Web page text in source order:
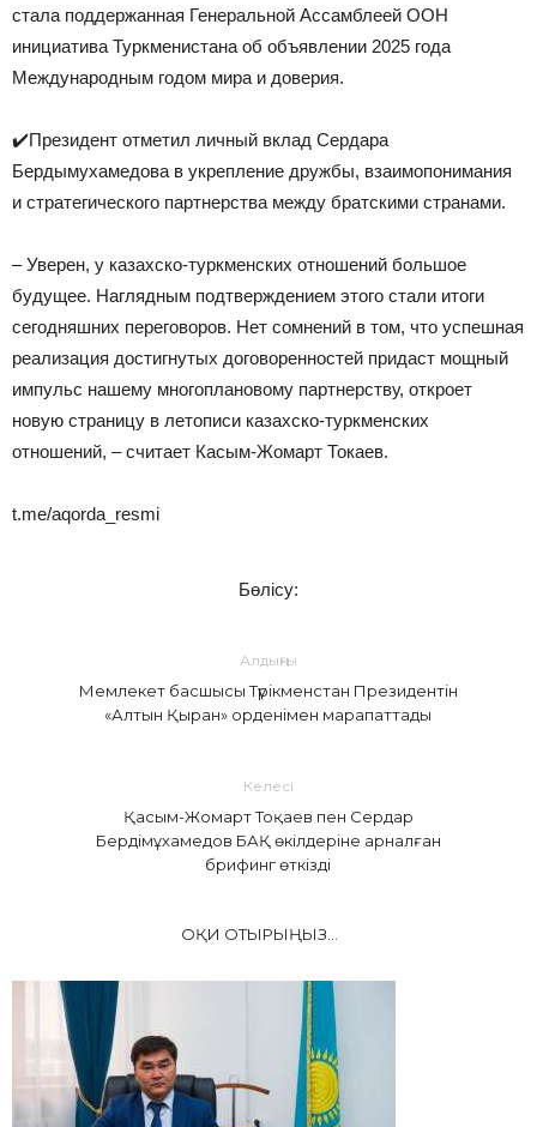
стала поддержанная Генеральной Ассамблеей ООН
инициатива Туркменистана об объявлении 2025 года
Международным годом мира и доверия.
✔️Президент отметил личный вклад Сердара
Бердымухамедова в укрепление дружбы, взаимопонимания
и стратегического партнерства между братскими странами.
– Уверен, у казахско-туркменских отношений большое
будущее. Наглядным подтверждением этого стали итоги
сегодняшних переговоров. Нет сомнений в том, что успешная
реализация достигнутых договоренностей придаст мощный
импульс нашему многоплановому партнерству, откроет
новую страницу в летописи казахско-туркменских
отношений, – считает Касым-Жомарт Токаев.
t.me/aqorda_resmi
Бөлісу:
Алдыңғы
Мемлекет басшысы Түрікменстан Президентін
«Алтын Қыран» орденімен марапаттады
Келесі
Қасым-Жомарт Тоқаев пен Сердар
Бердімұхамедов БАҚ өкілдеріне арналған
брифинг өткізді
ОҚИ ОТЫРЫҢЫЗ...